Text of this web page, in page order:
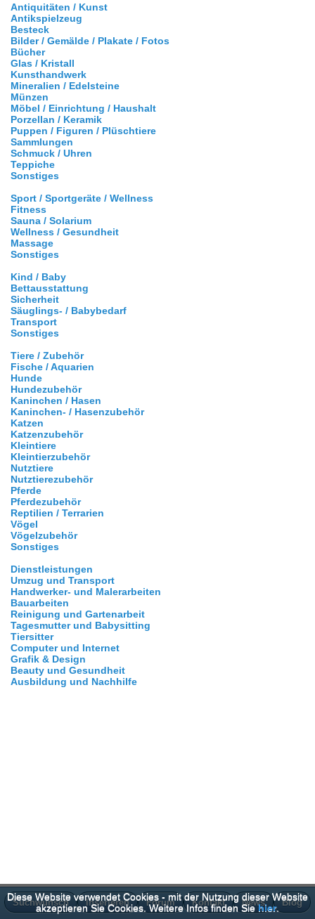
Antiquitäten / Kunst
Antikspielzeug
Besteck
Bilder / Gemälde / Plakate / Fotos
Bücher
Glas / Kristall
Kunsthandwerk
Mineralien / Edelsteine
Münzen
Möbel / Einrichtung / Haushalt
Porzellan / Keramik
Puppen / Figuren / Plüschtiere
Sammlungen
Schmuck / Uhren
Teppiche
Sonstiges
Sport / Sportgeräte / Wellness
Fitness
Sauna / Solarium
Wellness / Gesundheit
Massage
Sonstiges
Kind / Baby
Bettausstattung
Sicherheit
Säuglings- / Babybedarf
Transport
Sonstiges
Tiere / Zubehör
Fische / Aquarien
Hunde
Hundezubehör
Kaninchen / Hasen
Kaninchen- / Hasenzubehör
Katzen
Katzenzubehör
Kleintiere
Kleintierzubehör
Nutztiere
Nutztierezubehör
Pferde
Pferdezubehör
Reptilien / Terrarien
Vögel
Vögelzubehör
Sonstiges
Dienstleistungen
Umzug und Transport
Handwerker- und Malerarbeiten
Bauarbeiten
Reinigung und Gartenarbeit
Tagesmutter und Babysitting
Tiersitter
Computer und Internet
Grafik & Design
Beauty und Gesundheit
Ausbildung und Nachhilfe
Suchwunsch Inserieren Forum Kontakt News Blog
Diese Website verwendet Cookies - mit der Nutzung dieser Website
akzeptieren Sie Cookies. Weitere Infos finden Siehier.